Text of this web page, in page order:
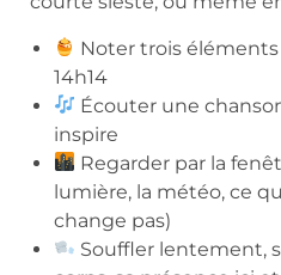
Noter trois
14h14
Écouter une
inspire
Regarder par la
lumière, la météo, ce
change pas)
Souffler lentement,